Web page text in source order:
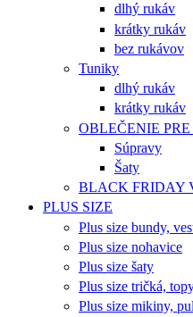
dlhý rukáv
krátky rukáv
bez rukávov
Tuniky
dlhý rukáv
krátky rukáv
OBLEČENIE
Súpravy
Šaty
BLACK FRIDAY
PLUS SIZE
Plus size bundy,
Plus size nohavice
Plus size šaty
Plus size tričká,
Plus size mikiny,